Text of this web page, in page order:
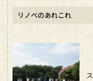
リノベのあれこれ
ス